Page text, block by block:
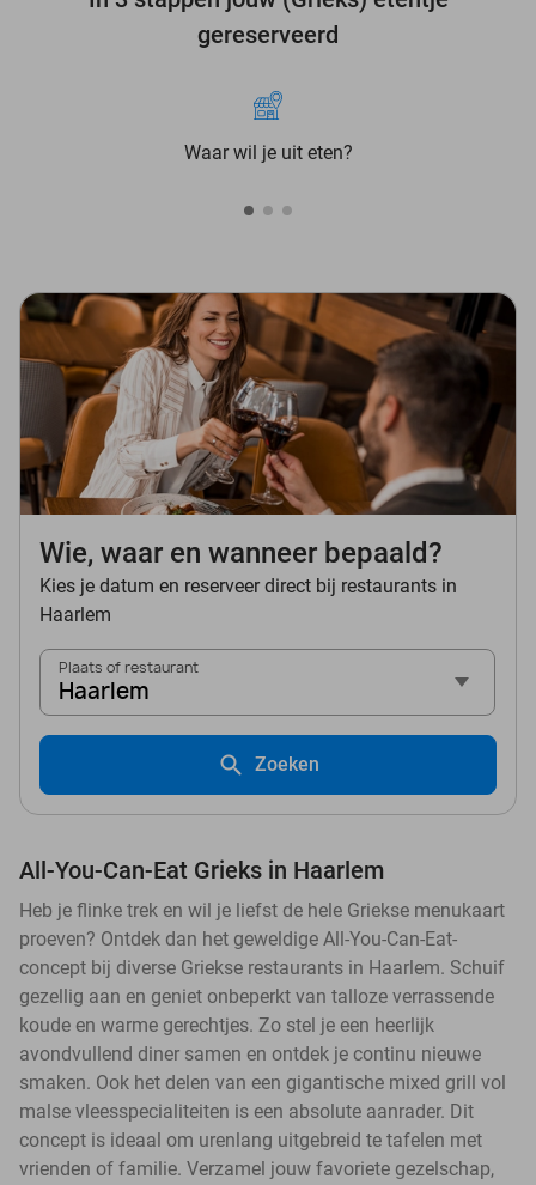
gereserveerd
Waar wil je uit eten?
Wie, waar en wanneer bepaald?
Kies je datum en reserveer direct bij restaurants in
Haarlem
Plaats of restaurant
Haarlem
Zoeken
All-You-Can-Eat Grieks in Haarlem
Heb je flinke trek en wil je liefst de hele Griekse menukaart
proeven? Ontdek dan het geweldige All-You-Can-Eat-
concept bij diverse Griekse restaurants in Haarlem. Schuif
gezellig aan en geniet onbeperkt van talloze verrassende
koude en warme gerechtjes. Zo stel je een heerlijk
avondvullend diner samen en ontdek je continu nieuwe
smaken. Ook het delen van een gigantische mixed grill vol
malse vleesspecialiteiten is een absolute aanrader. Dit
concept is ideaal om urenlang uitgebreid te tafelen met
vrienden of familie. Verzamel jouw favoriete gezelschap,